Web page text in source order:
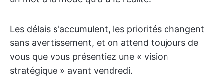
Les délais s'accumulent, les priorités changent
sans avertissement, et on attend toujours de
vous que vous présentiez une « vision
stratégique » avant vendredi.